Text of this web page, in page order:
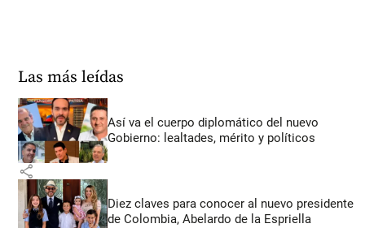
Las más leídas
Así va el cuerpo diplomático del nuevo
Gobierno: lealtades, mérito y políticos
share
Diez claves para conocer al nuevo presidente
de Colombia, Abelardo de la Espriella